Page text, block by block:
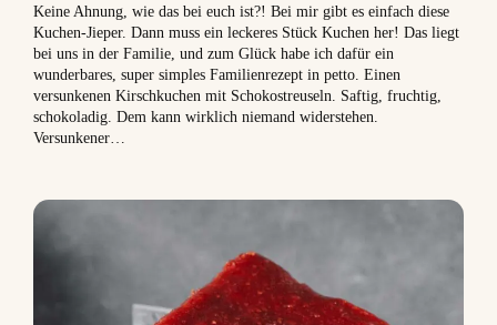
Keine Ahnung, wie das bei euch ist?! Bei mir gibt es einfach diese
Kuchen-Jieper. Dann muss ein leckeres Stück Kuchen her! Das liegt
bei uns in der Familie, und zum Glück habe ich dafür ein
wunderbares, super simples Familienrezept in petto. Einen
versunkenen Kirschkuchen mit Schokostreuseln. Saftig, fruchtig,
schokoladig. Dem kann wirklich niemand widerstehen.
Versunkener…